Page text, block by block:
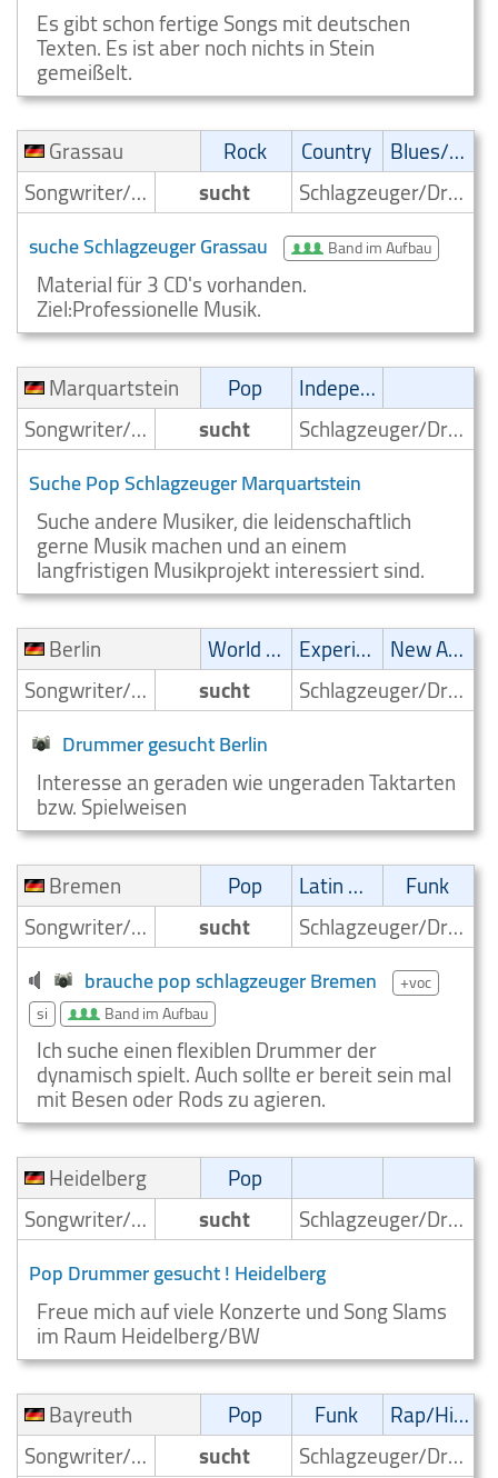
Es gibt schon fertige Songs mit deutschen
Texten. Es ist aber noch nichts in Stein
gemeißelt.
Grassau
Rock Country
Blues/Swing
Songwriter/Komponist
sucht Schlagzeuger/Drummer
suche Schlagzeuger Grassau Band im Aufbau
Material für 3 CD's vorhanden.
Ziel:Professionelle Musik.
Marquartstein
Pop
Independent
Songwriter/Komponist
sucht Schlagzeuger/Drummer
Suche Pop Schlagzeuger Marquartstein
Suche andere Musiker, die leidenschaftlich
gerne Musik machen und an einem
langfristigen Musikprojekt interessiert sind.
Berlin
World Music Experimental
New Age
Songwriter/Komponist
sucht Schlagzeuger/Drummer
Drummer gesucht Berlin
Interesse an geraden wie ungeraden Taktarten
bzw. Spielweisen
Bremen
Pop Latin Musik
Funk
Songwriter/Komponist
sucht Schlagzeuger/Drummer
brauche pop schlagzeuger Bremen
+voc
si
Band im Aufbau
Ich suche einen flexiblen Drummer der
dynamisch spielt. Auch sollte er bereit sein mal
mit Besen oder Rods zu agieren.
Heidelberg
Pop
Songwriter/Komponist
sucht Schlagzeuger/Drummer
Pop Drummer gesucht ! Heidelberg
Freue mich auf viele Konzerte und Song Slams
im Raum Heidelberg/BW
Bayreuth
Pop Funk
Rap/Hip-Hop/RnB
Songwriter/Komponist
sucht Schlagzeuger/Drummer